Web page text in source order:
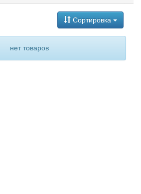
Сортировка
нет товаров